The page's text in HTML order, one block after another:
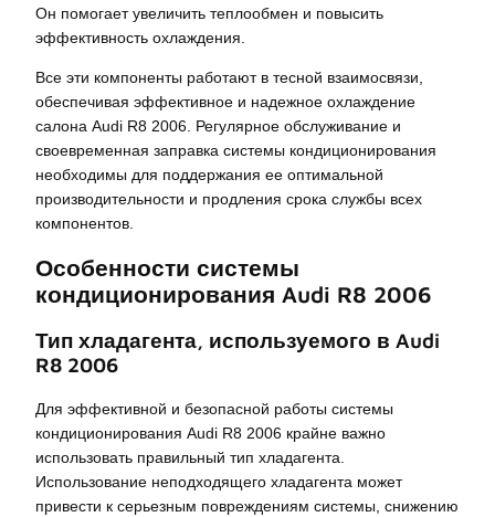
Он помогает увеличить теплообмен и повысить
эффективность охлаждения.
Все эти компоненты работают в тесной взаимосвязи,
обеспечивая эффективное и надежное охлаждение
салона Audi R8 2006. Регулярное обслуживание и
своевременная заправка системы кондиционирования
необходимы для поддержания ее оптимальной
производительности и продления срока службы всех
компонентов.
Особенности системы
кондиционирования Audi R8 2006
Тип хладагента, используемого в Audi
R8 2006
Для эффективной и безопасной работы системы
кондиционирования Audi R8 2006 крайне важно
использовать правильный тип хладагента.
Использование неподходящего хладагента может
привести к серьезным повреждениям системы, снижению